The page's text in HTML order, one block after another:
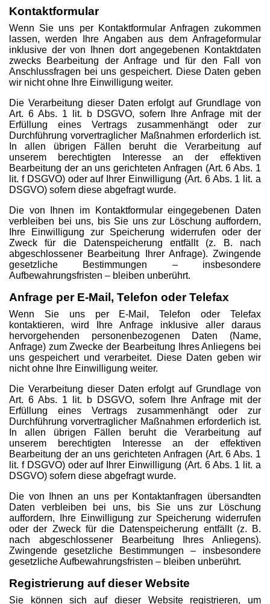
Kontaktformular
Wenn Sie uns per Kontaktformular Anfragen zukommen
lassen, werden Ihre Angaben aus dem Anfrageformular
inklusive der von Ihnen dort angegebenen Kontaktdaten
zwecks Bearbeitung der Anfrage und für den Fall von
Anschlussfragen bei uns gespeichert. Diese Daten geben
wir nicht ohne Ihre Einwilligung weiter.
Die Verarbeitung dieser Daten erfolgt auf Grundlage von
Art. 6 Abs. 1 lit. b DSGVO, sofern Ihre Anfrage mit der
Erfüllung eines Vertrags zusammenhängt oder zur
Durchführung vorvertraglicher Maßnahmen erforderlich ist.
In allen übrigen Fällen beruht die Verarbeitung auf
unserem berechtigten Interesse an der effektiven
Bearbeitung der an uns gerichteten Anfragen (Art. 6 Abs. 1
lit. f DSGVO) oder auf Ihrer Einwilligung (Art. 6 Abs. 1 lit. a
DSGVO) sofern diese abgefragt wurde.
Die von Ihnen im Kontaktformular eingegebenen Daten
verbleiben bei uns, bis Sie uns zur Löschung auffordern,
Ihre Einwilligung zur Speicherung widerrufen oder der
Zweck für die Datenspeicherung entfällt (z. B. nach
abgeschlossener Bearbeitung Ihrer Anfrage). Zwingende
gesetzliche Bestimmungen – insbesondere
Aufbewahrungsfristen – bleiben unberührt.
Anfrage per E-Mail, Telefon oder Telefax
Wenn Sie uns per E-Mail, Telefon oder Telefax
kontaktieren, wird Ihre Anfrage inklusive aller daraus
hervorgehenden personenbezogenen Daten (Name,
Anfrage) zum Zwecke der Bearbeitung Ihres Anliegens bei
uns gespeichert und verarbeitet. Diese Daten geben wir
nicht ohne Ihre Einwilligung weiter.
Die Verarbeitung dieser Daten erfolgt auf Grundlage von
Art. 6 Abs. 1 lit. b DSGVO, sofern Ihre Anfrage mit der
Erfüllung eines Vertrags zusammenhängt oder zur
Durchführung vorvertraglicher Maßnahmen erforderlich ist.
In allen übrigen Fällen beruht die Verarbeitung auf
unserem berechtigten Interesse an der effektiven
Bearbeitung der an uns gerichteten Anfragen (Art. 6 Abs. 1
lit. f DSGVO) oder auf Ihrer Einwilligung (Art. 6 Abs. 1 lit. a
DSGVO) sofern diese abgefragt wurde.
Die von Ihnen an uns per Kontaktanfragen übersandten
Daten verbleiben bei uns, bis Sie uns zur Löschung
auffordern, Ihre Einwilligung zur Speicherung widerrufen
oder der Zweck für die Datenspeicherung entfällt (z. B.
nach abgeschlossener Bearbeitung Ihres Anliegens).
Zwingende gesetzliche Bestimmungen – insbesondere
gesetzliche Aufbewahrungsfristen – bleiben unberührt.
Registrierung auf dieser Website
Sie können sich auf dieser Website registrieren, um